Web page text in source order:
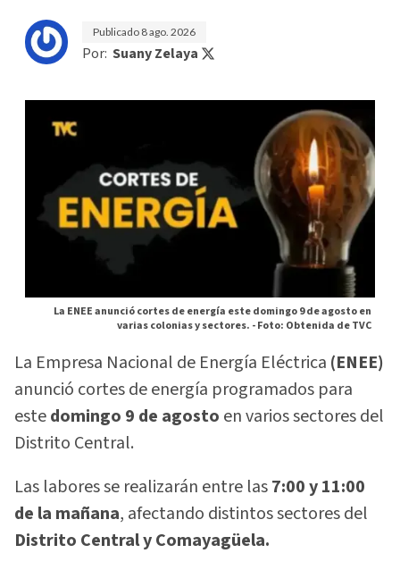
Publicado 8 ago. 2026
Por: Suany Zelaya
La ENEE anunció cortes de energía este domingo 9 de agosto en
varias colonias y sectores. -Foto: Obtenida de TVC
La Empresa Nacional de Energía Eléctrica (ENEE)
anunció cortes de energía programados para
estedomingo 9 de agosto en varios sectores del
Distrito Central.
Las labores se realizarán entre las7:00 y 11:00
de la mañana, afectando distintos sectores del
Distrito Central y Comayagüela.